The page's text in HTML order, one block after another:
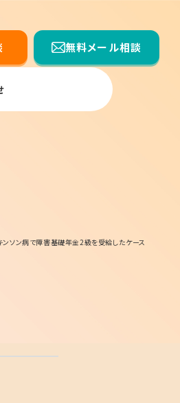
無料メール相談
ンソン病で障害基礎年金2級を受給したケース